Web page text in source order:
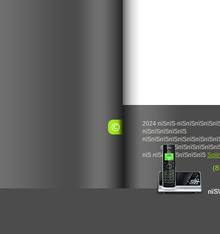
2024 пїЅпїЅ-
пїЅпїЅпїЅпїЅпїЅ
пїЅ пїЅпїЅпїЅпїЅпїЅпїЅ